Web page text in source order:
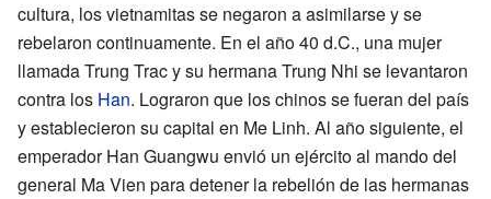
cultura, los vietnamitas se negaron a asimilarse y se
rebelaron continuamente. En el año 40 d.C., una mujer
llamada Trung Trac y su hermana Trung Nhi se levantaron
contra los Han. Lograron que los chinos se fueran del país
y establecieron su capital en Me Linh. Al año siguiente, el
emperador Han Guangwu envió un ejército al mando del
general Ma Vien para detener la rebelión de las hermanas